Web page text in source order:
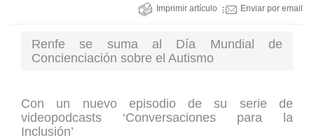
Imprimir artículo Enviar por email
Renfe se suma al Día Mundial de
Concienciación sobre el Autismo
Con un nuevo episodio de su serie de
videopodcasts ‘Conversaciones para la
Inclusión’